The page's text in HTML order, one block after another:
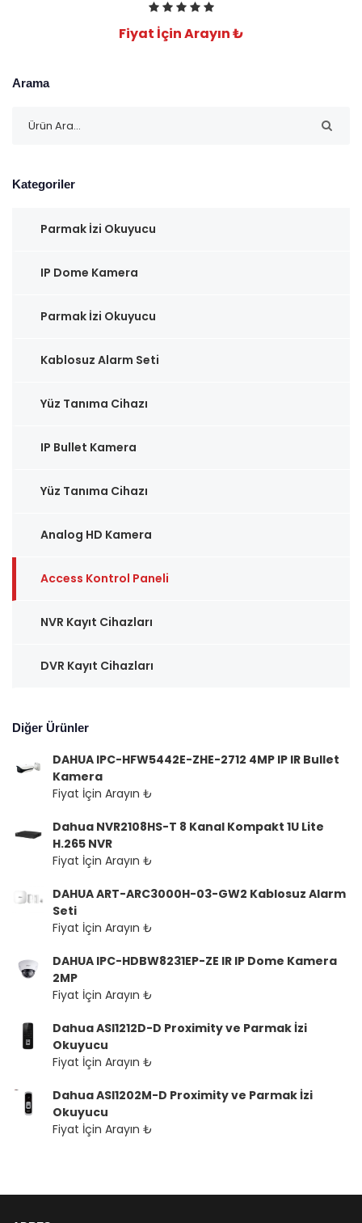
Fiyat İçin Arayın ₺
Arama
Kategoriler
Parmak İzi Okuyucu
IP Dome Kamera
Parmak İzi Okuyucu
Kablosuz Alarm Seti
Yüz Tanıma Cihazı
IP Bullet Kamera
Yüz Tanıma Cihazı
Analog HD Kamera
Access Kontrol Paneli
NVR Kayıt Cihazları
DVR Kayıt Cihazları
Diğer Ürünler
DAHUA IPC-HFW5442E-ZHE-2712 4MP IP IR Bullet
Kamera
Fiyat İçin Arayın ₺
Dahua NVR2108HS-T 8 Kanal Kompakt 1U Lite
H.265 NVR
Fiyat İçin Arayın ₺
DAHUA ART-ARC3000H-03-GW2 Kablosuz Alarm
Seti
Fiyat İçin Arayın ₺
DAHUA IPC-HDBW8231EP-ZE IR IP Dome Kamera
2MP
Fiyat İçin Arayın ₺
Dahua ASI1212D-D Proximity ve Parmak İzi
Okuyucu
Fiyat İçin Arayın ₺
Dahua ASI1202M-D Proximity ve Parmak İzi
Okuyucu
Fiyat İçin Arayın ₺